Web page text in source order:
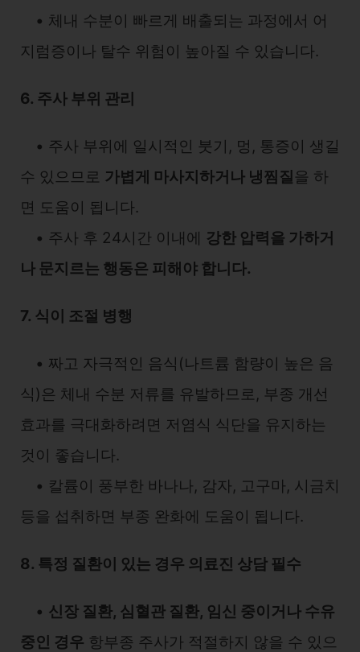
• 체내 수분이 빠르게 배출되는 과정에서 어
지럼증이나 탈수 위험이 높아질 수 있습니다.
6. 주사 부위 관리
• 주사 부위에 일시적인 붓기, 멍, 통증이 생길
수 있으므로 가볍게 마사지하거나 냉찜질 을 하
면 도움이 됩니다.
• 주사 후 24시간 이내에 강한 압력을 가하거
나 문지르는 행동은 피해야 합니다.
7. 식이 조절 병행
• 짜고 자극적인 음식(나트륨 함량이 높은 음
식)은 체내 수분 저류를 유발하므로, 부종 개선
효과를 극대화하려면 저염식 식단을 유지하는
것이 좋습니다.
• 칼륨이 풍부한 바나나, 감자, 고구마, 시금치
등을 섭취하면 부종 완화에 도움이 됩니다.
8. 특정 질환이 있는 경우 의료진 상담 필수
• 신장 질환, 심혈관 질환, 임신 중이거나 수유
중인 경우 항부종 주사가 적절하지 않을 수 있으